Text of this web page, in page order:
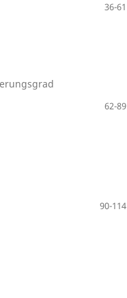
36-61
62-89
90-114